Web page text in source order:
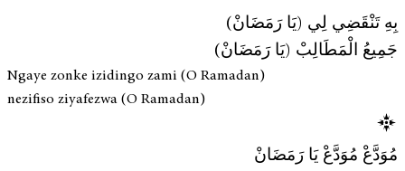
بِهِ تَنْقَضِي لِي (يَا رَمَضَانْ)
جَمِيعُ الْمَطَالِبْ (يَا رَمَضَانْ)
Ngaye zonke izidingo zami (O Ramadan)
nezifiso ziyafezwa (O Ramadan)
مُوَدَّعْ مُوَدَّعْ يَا رَمَضَانْ